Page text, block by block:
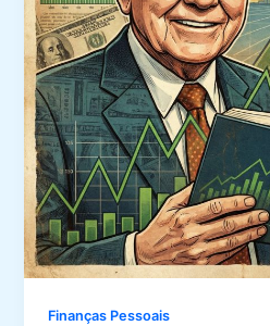
Finanças Pessoais